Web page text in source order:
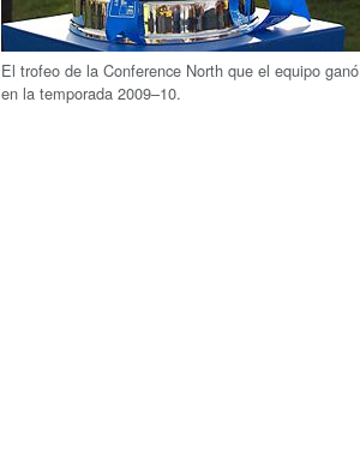
El trofeo de la Conference North que el equipo ganó
en la temporada 2009–10.